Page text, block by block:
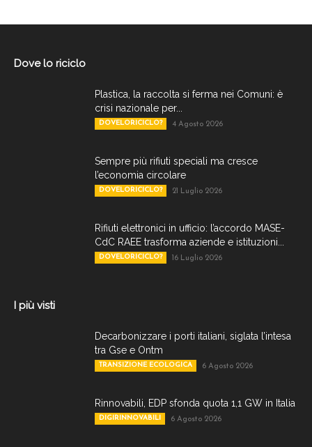
Dove lo riciclo
Plastica, la raccolta si ferma nei Comuni: è
crisi nazionale per...
DOVELORICICLO? 4 Agosto 2026
Sempre più rifiuti speciali ma cresce
l’economia circolare
DOVELORICICLO? 21 Luglio 2026
Rifiuti elettronici in ufficio: l’accordo MASE-
CdC RAEE trasforma aziende e istituzioni...
DOVELORICICLO? 16 Luglio 2026
I più visti
Decarbonizzare i porti italiani, siglata l’intesa
tra Gse e Ontm
TRANSIZIONE ECOLOGICA 6 Agosto 2026
Rinnovabili, EDP sfonda quota 1,1 GW in Italia
DIGIRINNOVABILI 6 Agosto 2026